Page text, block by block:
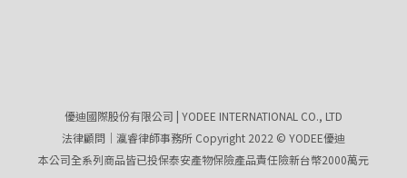
優迪國際股份有限公司 | YODEE INTERNATIONAL CO., LTD
法律顧問｜瀛睿律師事務所 Copyright 2022 © YODEE優迪
本公司全系列商品皆已投保泰安產物保險產品責任險新台幣2000萬元